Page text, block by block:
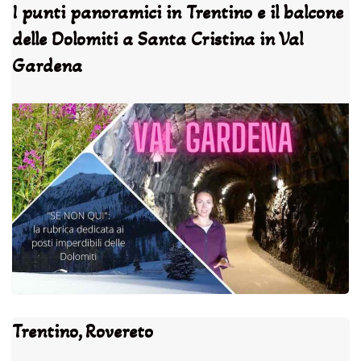
I punti panoramici in Trentino e il balcone
delle Dolomiti a Santa Cristina in Val
Gardena
Trentino, Rovereto